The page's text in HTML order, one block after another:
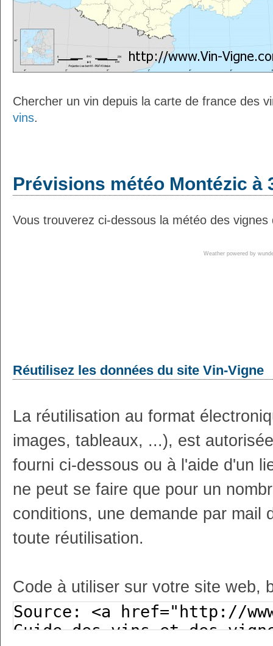
Chercher un vin depuis la carte de france des
vins.
Prévisions météo Montézic à
Vous trouverez ci-dessous la météo des
Weather powered by
Réutilisez les données du site Vin-Vigne
La réutilisation au format
images, tableaux, ...), est
fourni ci-dessous ou à l'aide d'un
ne peut se faire que pour un
conditions, une demande par mail
toute réutilisation.
Code à utiliser sur votre site web,